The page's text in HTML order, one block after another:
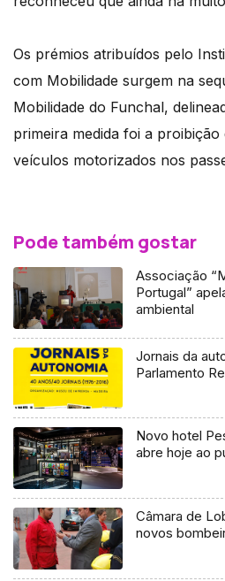
Os prémios atribuídos pelo
com Mobilidade surgem na
Mobilidade do Funchal,
primeira medida foi a proibição
veículos motorizados nos
Pode também gostar
Associação
Portugal”
ambiental
Jornais da
Parlamento
Novo hotel
abre hoje ao
Câmara de
novos